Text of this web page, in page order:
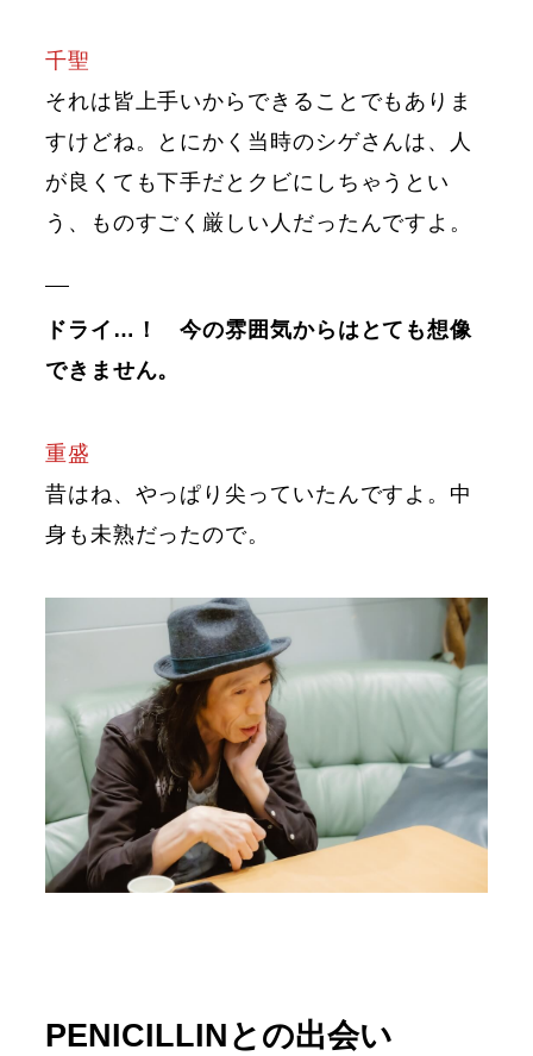
千聖
それは皆上手いからできることでもありま
すけどね。とにかく当時のシゲさんは、人
が良くても下手だとクビにしちゃうとい
う、ものすごく厳しい人だったんですよ。
ドライ…！ 今の雰囲気からはとても想像
できません。
重盛
昔はね、やっぱり尖っていたんですよ。中
身も未熟だったので。
PENICILLINとの出会い